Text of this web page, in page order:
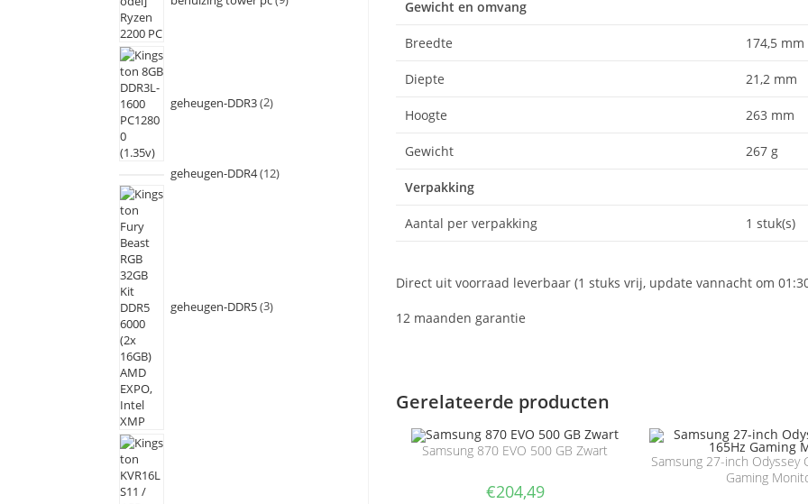
Gewicht en omvang
Breedte 174,5 mm
Diepte 21,2 mm
Hoogte 263 mm
Gewicht 267 g
Verpakking
Aantal per verpakking 1 stuk(s)
Direct uit voorraad leverbaar (1 stuks vrij, update vannacht om
12 maanden garantie
Gerelateerde producten
Samsung 870 EVO 500 GB Zwart
€204,49
Samsung 27-inch Odyssey
Gaming
geheugen-DDR3 2
geheugen-DDR4 12
geheugen-DDR5 3